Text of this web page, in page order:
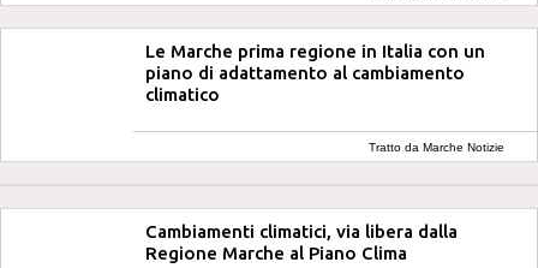
Le Marche prima regione in Italia con un
piano di adattamento al cambiamento
climatico
Tratto da Marche Notizie
Cambiamenti climatici, via libera dalla
Regione Marche al Piano Clima